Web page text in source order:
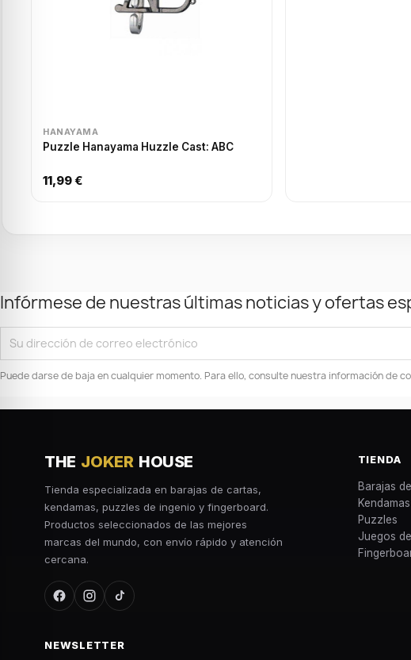
HANAYAMA
Puzzle Hanayama Huzzle Cast: ABC
11,99 €
Infórmese de nuestras últimas noticias y ofertas
Puede darse de baja en cualquier momento. Para ello, consulte nuestra información de
THE JOKER HOUSE
Tienda especializada en barajas de cartas,
kendamas, puzzles de ingenio y fingerboard.
Productos seleccionados de las mejores
marcas del mundo, con envío rápido y atención
cercana.
TIENDA
Barajas
Kendamas
Puzzles
Juegos
NEWSLETTER